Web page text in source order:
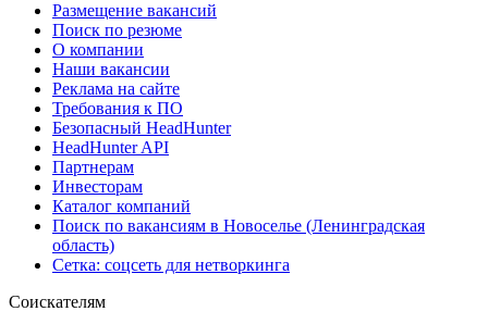
Размещение вакансий
Поиск по резюме
О компании
Наши вакансии
Реклама на сайте
Требования к ПО
Безопасный HeadHunter
HeadHunter API
Партнерам
Инвесторам
Каталог компаний
Поиск по вакансиям в Новоселье (Ленинградская
область)
Сетка: соцсеть для нетворкинга
Соискателям